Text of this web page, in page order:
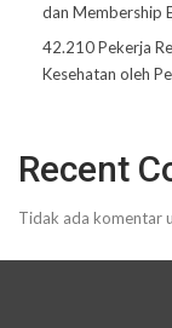
dan Membership
42.210 Pekerja
Kesehatan oleh
Recent
Tidak ada komentar